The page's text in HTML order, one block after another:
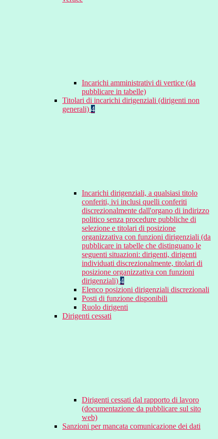
Incarichi amministrativi di vertice (da
pubblicare in tabelle)
Titolari di incarichi dirigenziali (dirigenti non
generali) 4
Incarichi dirigenziali, a qualsiasi titolo
conferiti, ivi inclusi quelli conferiti
discrezionalmente dall'organo di indirizzo
politico senza procedure pubbliche di
selezione e titolari di posizione
organizzativa con funzioni dirigenziali (da
pubblicare in tabelle che distinguano le
seguenti situazioni: dirigenti, dirigenti
individuati discrezionalmente, titolari di
posizione organizzativa con funzioni
dirigenziali) 4
Elenco posizioni dirigenziali discrezionali
Posti di funzione disponibili
Ruolo dirigenti
Dirigenti cessati
Dirigenti cessati dal rapporto di lavoro
(documentazione da pubblicare sul sito
web)
Sanzioni per mancata comunicazione dei dati